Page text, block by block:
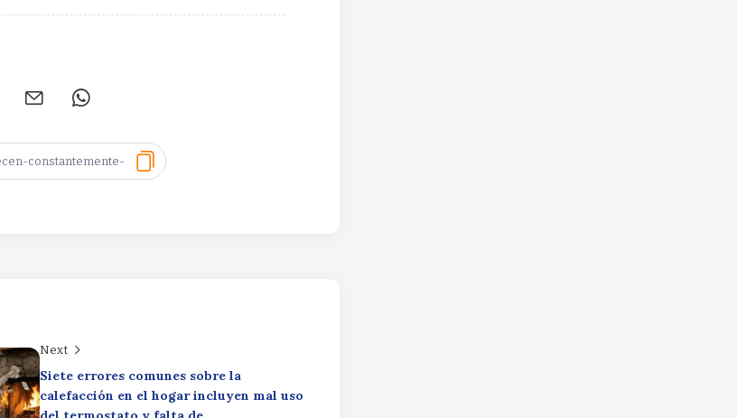
Next
Siete errores comunes sobre la
calefacción en el hogar incluyen mal uso